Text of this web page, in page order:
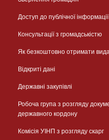
Доступ до публічної інформації
Консультації з громадськістю
Як безкоштовно отримати
Відкриті дані
Державні закупівлі
Робоча група з розгляду
державного кордону
Комісія УІНП з розгляду скарг